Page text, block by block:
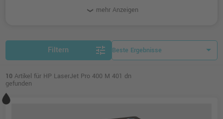
originalen Toner von HP wählen oder zu
mehr Anzeigen
Filtern tune
10 Artikel für HP LaserJet Pro 400 M 401 dn
gefunden